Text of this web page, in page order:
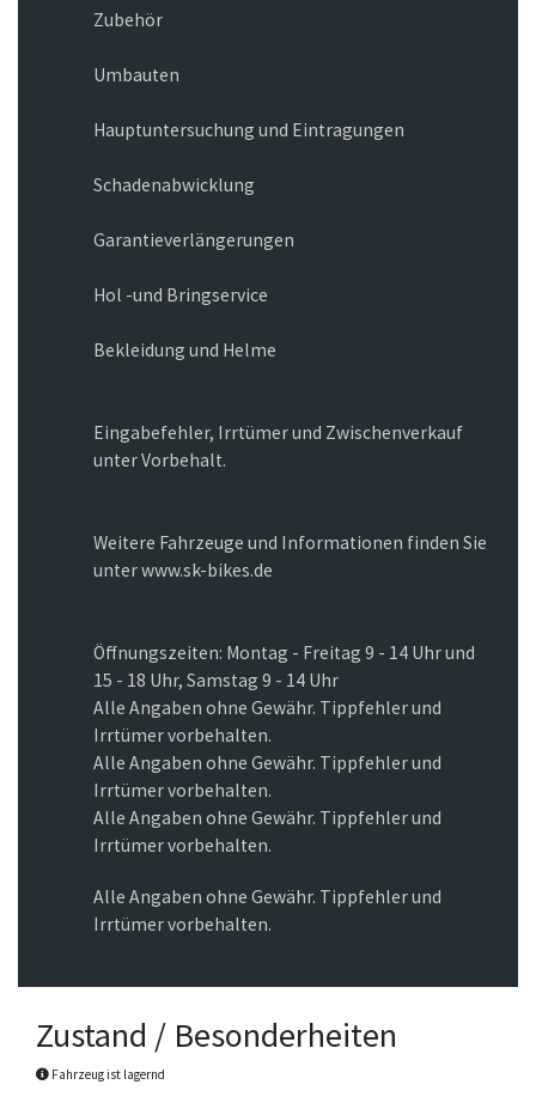
Zubehör
Umbauten
Hauptuntersuchung und Eintragungen
Schadenabwicklung
Garantieverlängerungen
Hol -und Bringservice
Bekleidung und Helme
Eingabefehler, Irrtümer und Zwischenverkauf
unter Vorbehalt.
Weitere Fahrzeuge und Informationen finden Sie
unter www.sk-bikes.de
Öffnungszeiten: Montag - Freitag 9 - 14 Uhr und
15 - 18 Uhr, Samstag 9 - 14 Uhr
Alle Angaben ohne Gewähr. Tippfehler und
Irrtümer vorbehalten.
Alle Angaben ohne Gewähr. Tippfehler und
Irrtümer vorbehalten.
Alle Angaben ohne Gewähr. Tippfehler und
Irrtümer vorbehalten.
Alle Angaben ohne Gewähr. Tippfehler und
Irrtümer vorbehalten.
Zustand / Besonderheiten
Fahrzeug ist lagernd